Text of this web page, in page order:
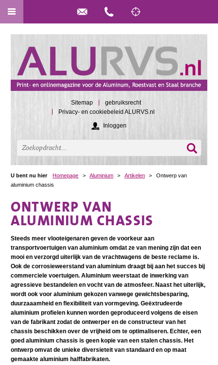
Sitemap
gebruiksrecht
Privacy- en cookiebeleid ALURVS.nl
Inloggen
U bent nu hier Homepage > Aluminium > Artikelen >
Ontwerp van
aluminium chassis
ONTWERP VAN
ALUMINIUM CHASSIS
Steeds meer vlooteigenaren geven de voorkeur aan
transportvoertuigen van aluminium omdat ze van mening zijn dat een
mooi en verzorgd uiterlijk van de vrachtwagens de beste reclame is.
Ook de corrosieweerstand van aluminium draagt bij aan het succes bij
commerciele voertuigen. Aluminium weerstaat de inwerking van
agressieve bestandelen en vocht van de atmosfeer. Naast het uiterlijk,
wordt ook voor aluminium gekozen vanwege gewichtsbesparing,
duurzaaamheid en flexibiliteit van vormgeving. Geëxtrudeerde
aluminium profielen kunnen worden geproduceerd volgens de eisen
van de fabrikant zodat de ontwerper en de constructeur van het
chassis beschikken over de vrijheid om te optimaliseren. Echter, een
goed aluminium chassis is geen kopie van een stalen chassis. Het
ontwerp omvat de unieke diversieteit van standaard en op maat
gemaakte aluminium halffabrikaten.